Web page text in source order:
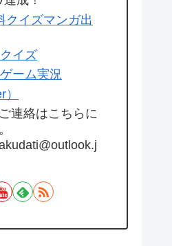
クイズマンガ出
イズ
ーム実況
連絡はこちらに